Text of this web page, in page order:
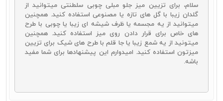
سلام، برای تزیین میز جلو مبلی چوبی سلطنتی میتوانید از
گلدان زیبا با گل های تازه یا مصنوعی استفاده کنید. همچنین
میتوانید از یه مجسمه یا ظرف شیشه ای زیبا یا چوبی با طرح
های خاص برای قرار دادن روی میز استفاده کنید. همچنین
میتونید از یه شمع زیبا یا جا قلم با طرح های شیک برای تزیین
میزتون استفاده کنید. امیدوارم این پیشنهادها برای شما مفید
باشه.